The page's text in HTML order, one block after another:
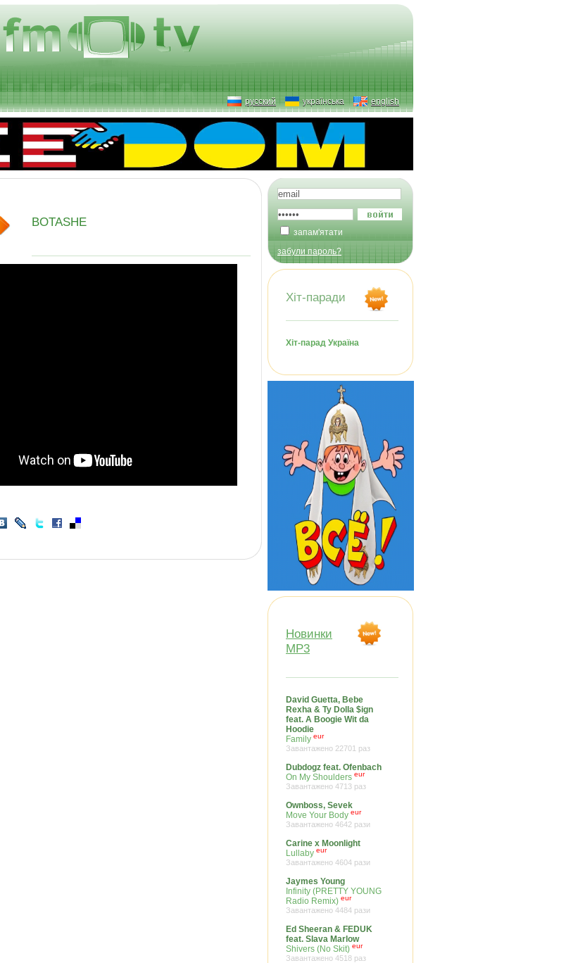
русский українська english
BOTASHE
запам'ятати
забули пароль?
Хіт-паради
Хіт-парад Україна
Новинки
MP3
David Guetta, Bebe
Rexha & Ty Dolla $ign
feat. A Boogie Wit da
Hoodie
Family eur
Завантажено 22701 раз
Dubdogz feat. Ofenbach
On My Shoulders eur
Завантажено 4713 раз
Ownboss, Sevek
Move Your Body eur
Завантажено 4642 рази
Carine x Moonlight
Lullaby eur
Завантажено 4604 рази
Jaymes Young
Infinity (PRETTY YOUNG
Radio Remix) eur
Завантажено 4484 рази
Ed Sheeran & FEDUK
feat. Slava Marlow
Shivers (No Skit) eur
Завантажено 4518 раз